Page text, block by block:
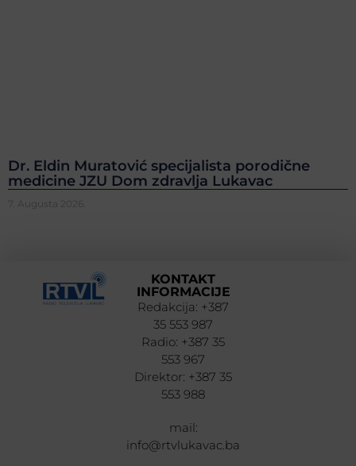
Dr. Eldin Muratović specijalista porodične
medicine JZU Dom zdravlja Lukavac
7. Augusta 2026.
KONTAKT
INFORMACIJE
Redakcija: +387
35 553 987
Radio: +387 35
553 967
Direktor: +387 35
553 988
mail:
info@rtvlukavac.ba